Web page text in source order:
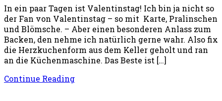
In ein paar Tagen ist Valentinstag! Ich bin ja nicht so
der Fan von Valentinstag – so mit Karte, Pralinschen
und Blömsche. – Aber einen besonderen Anlass zum
Backen, den nehme ich natürlich gerne wahr. Also fix
die Herzkuchenform aus dem Keller geholt und ran
an die Küchenmaschine. Das Beste ist […]
Continue Reading